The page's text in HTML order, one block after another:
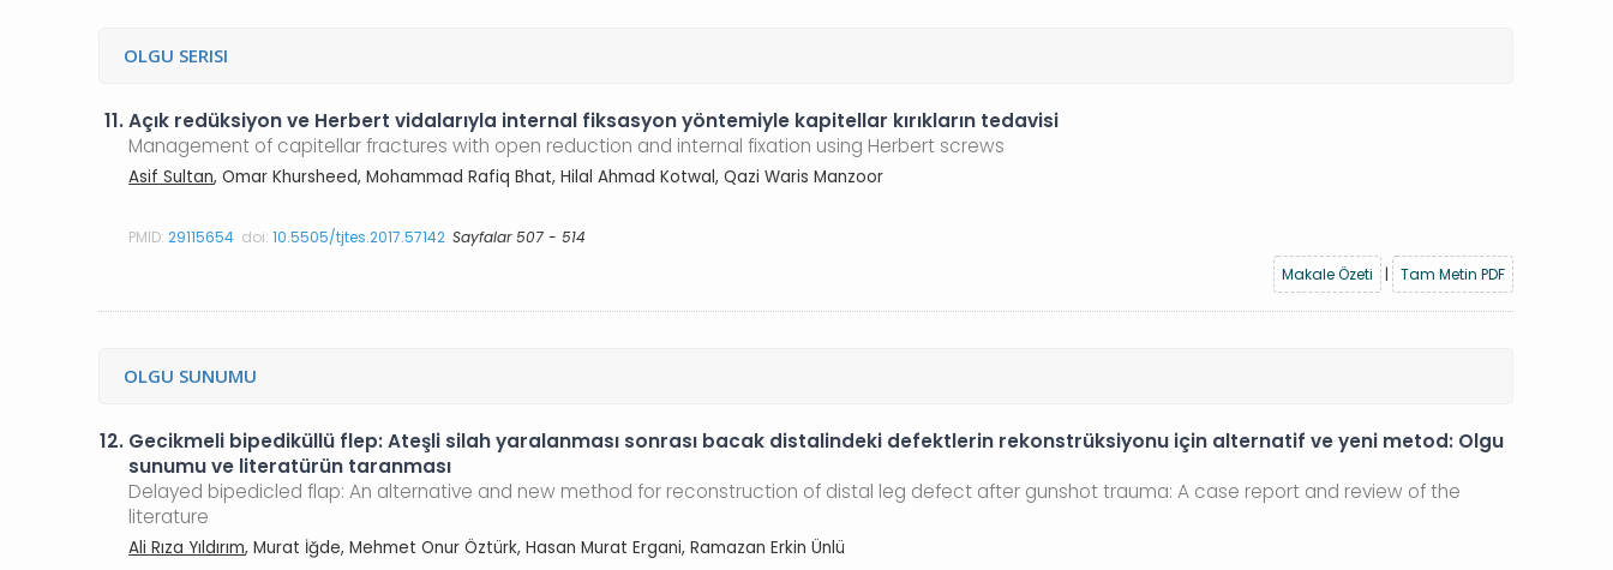
OLGU SERISI
11.Açık redüksiyon ve Herbert vidalarıyla internal fiksasyon yöntemiyle kapitellar kırıkların tedavisi
Management of capitellar fractures with open reduction and internal fixation using Herbert screws
Asif Sultan, Omar Khursheed, Mohammad Rafiq Bhat, Hilal Ahmad Kotwal, Qazi Waris Manzoor
PMID:29115654 doi:10.5505/tjtes.2017.57142 Sayfalar 507 - 514
Makale Özeti
| Tam Metin PDF
OLGU SUNUMU
12. Gecikmeli bipediküllü flep: Ateşli silah yaralanması sonrası bacak distalindeki defektlerin rekonstrüksiyonu için alternatif ve yeni metod: Olgu
sunumu ve literatürün taranması
Delayed bipedicled flap: An alternative and new method for reconstruction of distal leg defect after gunshot trauma: A case report and review of the
literature
Ali Rıza Yıldırım, Murat İğde, Mehmet Onur Öztürk, Hasan Murat Ergani, Ramazan Erkin Ünlü